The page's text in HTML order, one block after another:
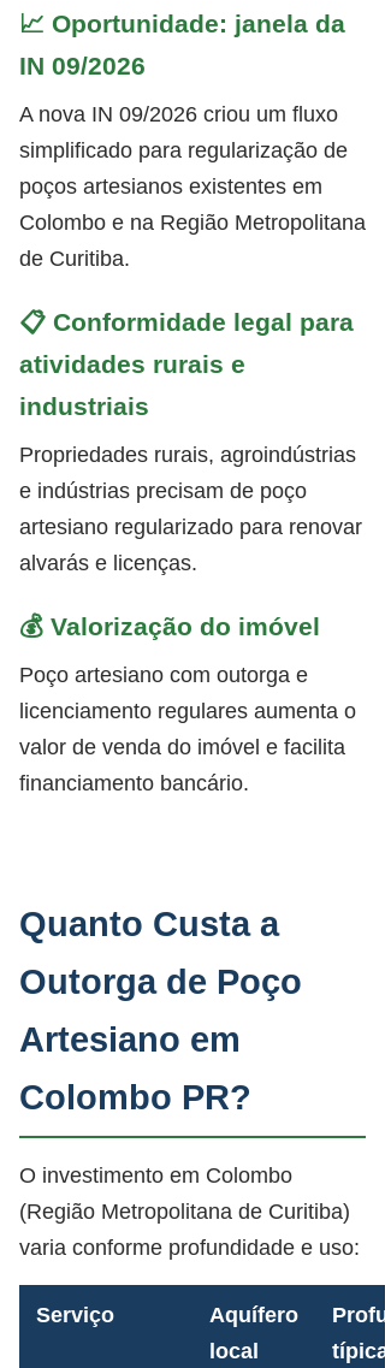
📈 Oportunidade: janela da
IN 09/2026
A nova IN 09/2026 criou um fluxo
simplificado para regularização de
poços artesianos existentes em
Colombo e na Região Metropolitana
de Curitiba.
📋 Conformidade legal para
atividades rurais e
industriais
Propriedades rurais, agroindústrias
e indústrias precisam de poço
artesiano regularizado para renovar
alvarás e licenças.
💰 Valorização do imóvel
Poço artesiano com outorga e
licenciamento regulares aumenta o
valor de venda do imóvel e facilita
financiamento bancário.
Quanto Custa a
Outorga de Poço
Artesiano em
Colombo PR?
O investimento em Colombo
(Região Metropolitana de Curitiba)
varia conforme profundidade e uso:
Serviço
Aquífero
local
típica